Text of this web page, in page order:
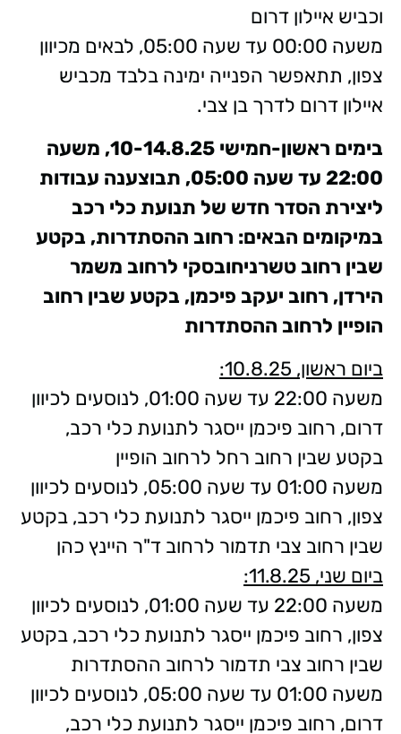
וכביש איילון דרום
משעה 00:00 עד שעה 05:00, לבאים מכיוון
צפון, תתאפשר הפנייה ימינה בלבד מכביש
איילון דרום לדרך בן צבי.
בימים ראשון-חמישי 10-14.8.25, משעה
22:00 עד שעה 05:00, תבוצענה עבודות
ליצירת הסדר חדש של תנועת כלי רכב
במיקומים הבאים: רחוב ההסתדרות, בקטע
שבין רחוב טשרניחובסקי לרחוב משמר
הירדן, רחוב יעקב פיכמן, בקטע שבין רחוב
הופיין לרחוב ההסתדרות
ביום ראשון, 10.8.25:
משעה 22:00 עד שעה 01:00, לנוסעים לכיוון
דרום, רחוב פיכמן ייסגר לתנועת כלי רכב,
בקטע שבין רחוב רחל לרחוב הופיין
משעה 01:00 עד שעה 05:00, לנוסעים לכיוון
צפון, רחוב פיכמן ייסגר לתנועת כלי רכב, בקטע
שבין רחוב צבי תדמור לרחוב ד"ר היינץ כהן
ביום שני, 11.8.25:
משעה 22:00 עד שעה 01:00, לנוסעים לכיוון
צפון, רחוב פיכמן ייסגר לתנועת כלי רכב, בקטע
שבין רחוב צבי תדמור לרחוב ההסתדרות
משעה 01:00 עד שעה 05:00, לנוסעים לכיוון
דרום, רחוב פיכמן ייסגר לתנועת כלי רכב,